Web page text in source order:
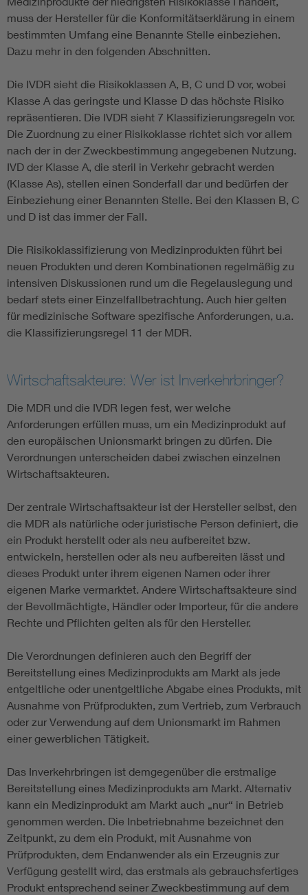
muss der Hersteller für die Konformitätserklärung in einem
bestimmten Umfang eine Benannte Stelle einbeziehen.
Dazu mehr in den folgenden Abschnitten.
Die IVDR sieht die Risikoklassen A, B, C und D vor, wobei
Klasse A das geringste und Klasse D das höchste Risiko
repräsentieren. Die IVDR sieht 7 Klassifizierungsregeln vor.
Die Zuordnung zu einer Risikoklasse richtet sich vor allem
nach der in der Zweckbestimmung angegebenen Nutzung.
IVD der Klasse A, die steril in Verkehr gebracht werden
(Klasse As), stellen einen Sonderfall dar und bedürfen der
Einbeziehung einer Benannten Stelle. Bei den Klassen B, C
und D ist das immer der Fall.
Die Risikoklassifizierung von Medizinprodukten führt bei
neuen Produkten und deren Kombinationen regelmäßig zu
intensiven Diskussionen rund um die Regelauslegung und
bedarf stets einer Einzelfallbetrachtung. Auch hier gelten
für medizinische Software spezifische Anforderungen, u.a.
die Klassifizierungsregel 11 der MDR.
Wirtschaftsakteure: Wer ist Inverkehrbringer?
Die MDR und die IVDR legen fest, wer welche
Anforderungen erfüllen muss, um ein Medizinprodukt auf
den europäischen Unionsmarkt bringen zu dürfen. Die
Verordnungen unterscheiden dabei zwischen einzelnen
Wirtschaftsakteuren.
Der zentrale Wirtschaftsakteur ist der Hersteller selbst, den
die MDR als natürliche oder juristische Person definiert, die
ein Produkt herstellt oder als neu aufbereitet bzw.
entwickeln, herstellen oder als neu aufbereiten lässt und
dieses Produkt unter ihrem eigenen Namen oder ihrer
eigenen Marke vermarktet. Andere Wirtschaftsakteure sind
der Bevollmächtigte, Händler oder Importeur, für die andere
Rechte und Pflichten gelten als für den Hersteller.
Die Verordnungen definieren auch den Begriff der
Bereitstellung eines Medizinprodukts am Markt als jede
entgeltliche oder unentgeltliche Abgabe eines Produkts, mit
Ausnahme von Prüfprodukten, zum Vertrieb, zum Verbrauch
oder zur Verwendung auf dem Unionsmarkt im Rahmen
einer gewerblichen Tätigkeit.
Das Inverkehrbringen ist demgegenüber die erstmalige
Bereitstellung eines Medizinprodukts am Markt. Alternativ
kann ein Medizinprodukt am Markt auch „nur“ in Betrieb
genommen werden. Die Inbetriebnahme bezeichnet den
Zeitpunkt, zu dem ein Produkt, mit Ausnahme von
Prüfprodukten, dem Endanwender als ein Erzeugnis zur
Verfügung gestellt wird, das erstmals als gebrauchsfertiges
Produkt entsprechend seiner Zweckbestimmung auf dem